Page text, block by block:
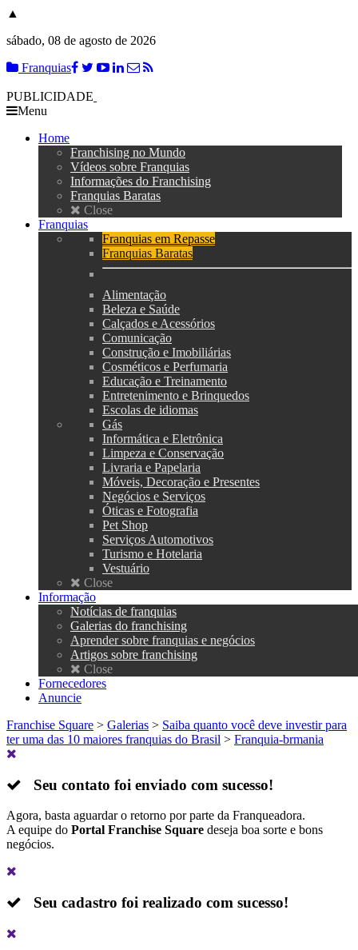
▲
sábado, 08 de agosto de 2026
Franquias
PUBLICIDADE
Menu
Home
Franchising no Mundo
Vídeos sobre Franquias
Informações do Franchising
Franquias Baratas
Close
Franquias
Franquias em Repasse
Franquias Baratas
Alimentação
Beleza e Saúde
Calçados e Acessórios
Comunicação
Construção e Imobiliárias
Cosméticos e Perfumaria
Educação e Treinamento
Entretenimento e Brinquedos
Escolas de idiomas
Gás
Informática e Eletrônica
Limpeza e Conservação
Livraria e Papelaria
Móveis, Decoração e Presentes
Negócios e Serviços
Óticas e Fotografia
Pet Shop
Serviços Automotivos
Turismo e Hotelaria
Vestuário
Close
Informação
Notícias de franquias
Galerias do franchising
Aprender sobre franquias e negócios
Artigos sobre franchising
Close
Fornecedores
Anuncie
Franchise Square > Galerias > Saiba quanto você deve investir para
ter uma das 10 maiores franquias do Brasil > Franquia-brmania
Seu contato foi enviado com sucesso!
Agora, basta aguardar o retorno por parte da Franqueadora.
A equipe do Portal Franchise Square deseja boa sorte e bons
negócios.
Seu cadastro foi realizado com sucesso!